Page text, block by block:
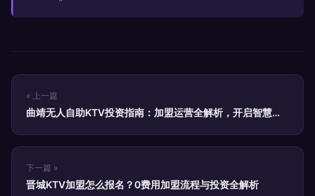
« 上一篇
曲靖无人自助KTV投资指南：加盟运营全解析，开启智慧娱
下一篇 »
晋城KTV加盟怎么报名？0费用加盟流程与投资全解析